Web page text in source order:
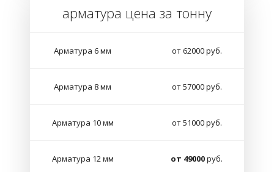
арматура цена за тонну
Арматура 6 мм от 62000 руб.
Арматура 8 мм от 57000 руб.
Арматура 10 мм от 51000 руб.
Арматура 12 мм от 49000руб.